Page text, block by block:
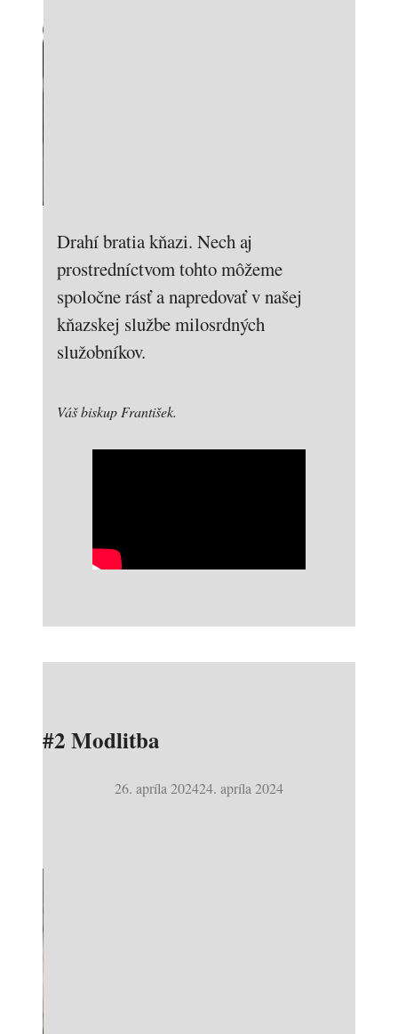
Drahí bratia kňazi. Nech aj
prostredníctvom tohto môžeme
spoločne rásť a napredovať v našej
kňazskej službe milosrdných
služobníkov.
Váš biskup František.
#2 Modlitba
26. apríla 202424. apríla 2024